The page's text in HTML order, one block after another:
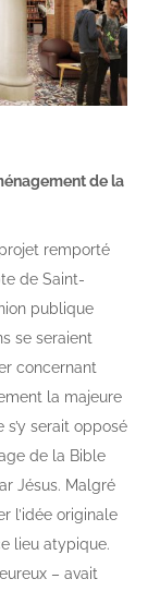
de la
remporté
de Saint-
publique
se seraient
concernant
la majeure
serait opposé
de la Bible
Jésus. Malgré
l’idée originale
lieu atypique.
– avait